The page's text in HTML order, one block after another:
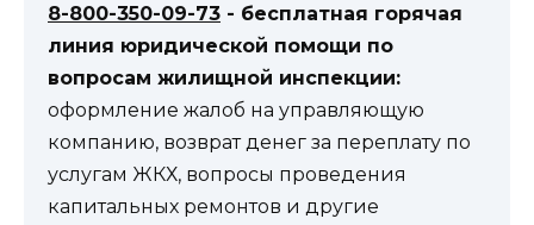
8-800-350-09-73 - бесплатная горячая
линия юридической помощи по
вопросам жилищной инспекции:
оформление жалоб на управляющую
компанию, возврат денег за переплату по
услугам ЖКХ, вопросы проведения
капитальных ремонтов и другие